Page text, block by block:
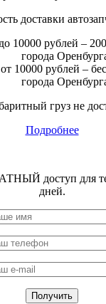
доставки
10000 рублей –
города
10000 рублей –
города
груз не
Подробнее
доступ для
дней.